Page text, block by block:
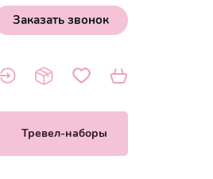
Заказать звонок
Тревел-наборы